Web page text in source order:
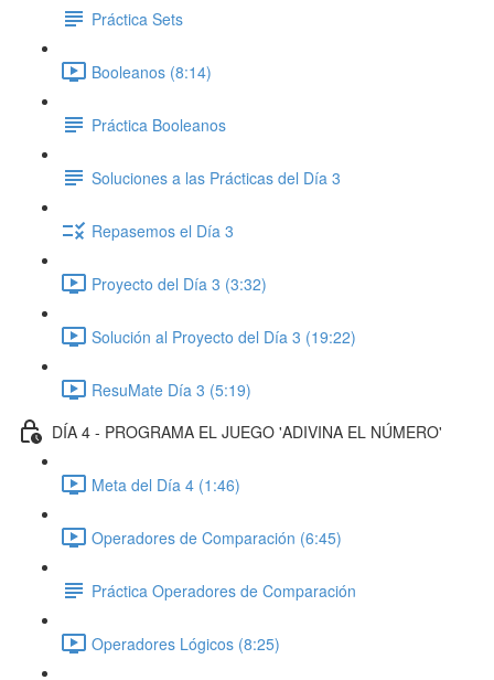
Práctica Sets
Booleanos (8:14)
Práctica Booleanos
Soluciones a las Prácticas del Día 3
Repasemos el Día 3
Proyecto del Día 3 (3:32)
Solución al Proyecto del Día 3 (19:22)
ResuMate Día 3 (5:19)
DÍA 4 - PROGRAMA EL JUEGO 'ADIVINA EL NÚMERO'
Meta del Día 4 (1:46)
Operadores de Comparación (6:45)
Práctica Operadores de Comparación
Operadores Lógicos (8:25)